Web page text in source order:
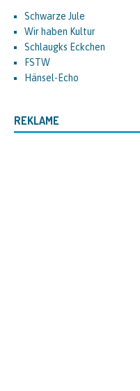
Schwarze Jule
Wir haben Kultur
Schlaugks Eckchen
FSTW
Hänsel-Echo
REKLAME